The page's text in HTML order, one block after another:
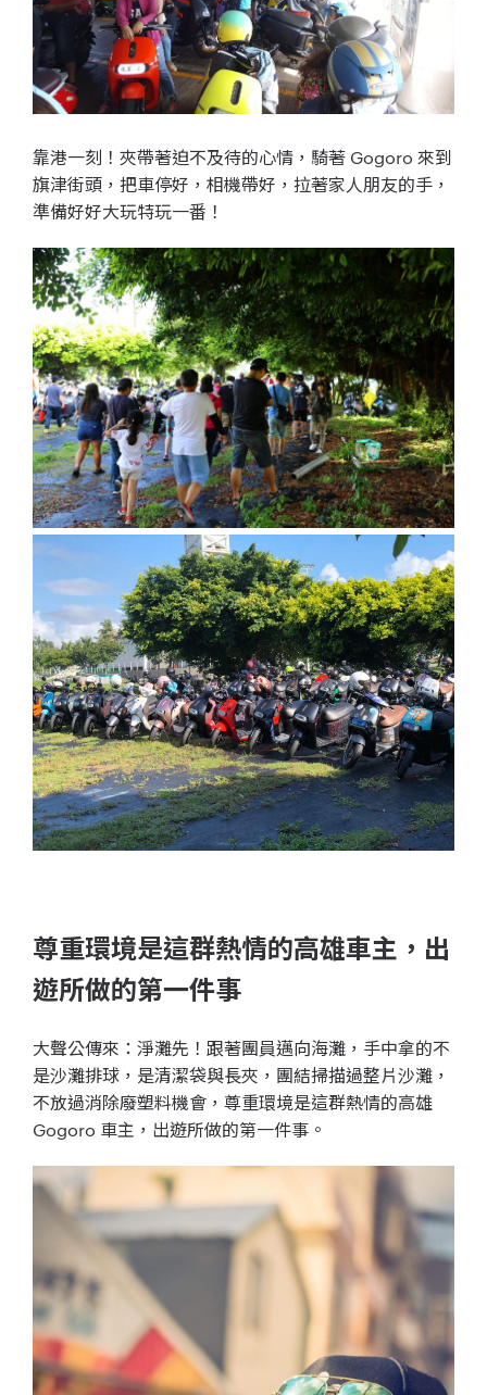
靠港一刻！夾帶著迫不及待的心情，騎著 Gogoro 來到
旗津街頭，把車停好，相機帶好，拉著家人朋友的手，
準備好好大玩特玩一番！
尊重環境是這群熱情的高雄車主，出
遊所做的第一件事
大聲公傳來：淨灘先！跟著團員邁向海灘，手中拿的不
是沙灘排球，是清潔袋與長夾，團結掃描過整片沙灘，
不放過消除廢塑料機會， 尊重環境是這群熱情的高雄
Gogoro 車主，出遊所做的第一件事。